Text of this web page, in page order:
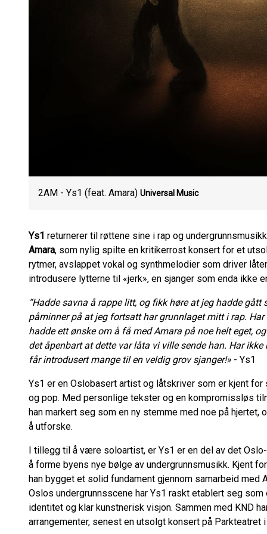
2AM - Ys1 (feat. Amara) Universal Music
Ys1 returnerer til røttene sine i rap og
Amara, som nylig spilte en kritikerrost konsert for et
rytmer, avslappet vokal og synthmelodier som driver
introdusere lytterne til «jerk», en sjanger som enda ikke
“Hadde savna å rappe litt, og fikk høre at jeg hadde
påminner på at jeg fortsatt har grunnlaget mitt i rap.
hadde ett ønske om å få med Amara på noe helt eget,
det åpenbart at dette var låta vi ville sende han. Har
får introdusert mange til en veldig grov sjanger!» - Ys1
Ys1 er en Oslobasert artist og låtskriver som er kjent
og pop. Med personlige tekster og en kompromissløs
han markert seg som en ny stemme med noe på hjertet,
å utforske.
I tillegg til å være soloartist, er Ys1 er en del av det
å forme byens nye bølge av undergrunnsmusikk. Kjent
han bygget et solid fundament gjennom samarbeid med
Oslos undergrunnsscene har Ys1 raskt etablert seg
identitet og klar kunstnerisk visjon. Sammen med KND
arrangementer, senest en utsolgt konsert på Parkteatret